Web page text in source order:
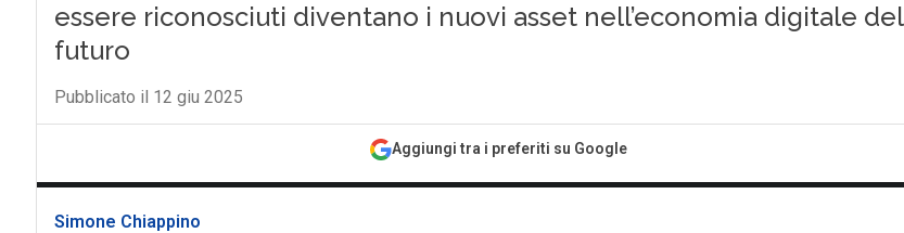
essere riconosciuti diventano i nuovi asset nell’economia digitale del
futuro
Pubblicato il 12 giu 2025
Aggiungi tra i preferiti su Google
Simone Chiappino